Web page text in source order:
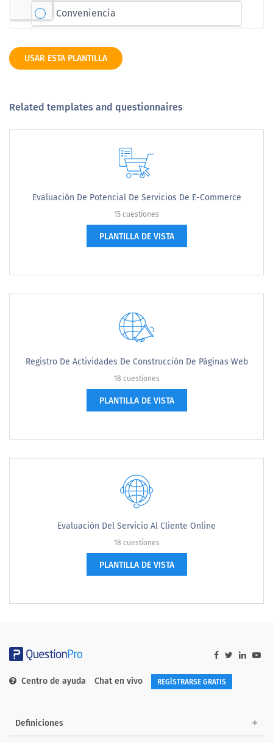
USAR ESTA PLANTILLA
Related templates and questionnaires
Evaluación De Potencial De Servicios De E-Commerce
15 cuestiones
PLANTILLA DE VISTA
Registro De Actividades De Construcción De Páginas Web
18 cuestiones
PLANTILLA DE VISTA
Evaluación Del Servicio Al Cliente Online
18 cuestiones
PLANTILLA DE VISTA
Centro de ayuda Chat en vivo REGÍSTRARSE GRATIS
Definiciones